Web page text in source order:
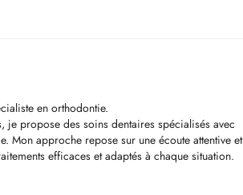
en orthodontie.
je propose des soins dentaires spécialisés avec
Mon approche repose sur une écoute attentive et
efficaces et adaptés à chaque situation.